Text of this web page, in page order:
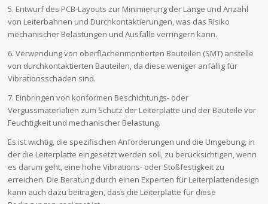
5. Entwurf des PCB-Layouts zur Minimierung der Länge und Anzahl
von Leiterbahnen und Durchkontaktierungen, was das Risiko
mechanischer Belastungen und Ausfälle verringern kann.
6. Verwendung von oberflächenmontierten Bauteilen (SMT) anstelle
von durchkontaktierten Bauteilen, da diese weniger anfällig für
Vibrationsschäden sind.
7. Einbringen von konformen Beschichtungs- oder
Vergussmaterialien zum Schutz der Leiterplatte und der Bauteile vor
Feuchtigkeit und mechanischer Belastung.
Es ist wichtig, die spezifischen Anforderungen und die Umgebung, in
der die Leiterplatte eingesetzt werden soll, zu berücksichtigen, wenn
es darum geht, eine hohe Vibrations- oder Stoßfestigkeit zu
erreichen. Die Beratung durch einen Experten für Leiterplattendesign
kann auch dazu beitragen, dass die Leiterplatte für diese